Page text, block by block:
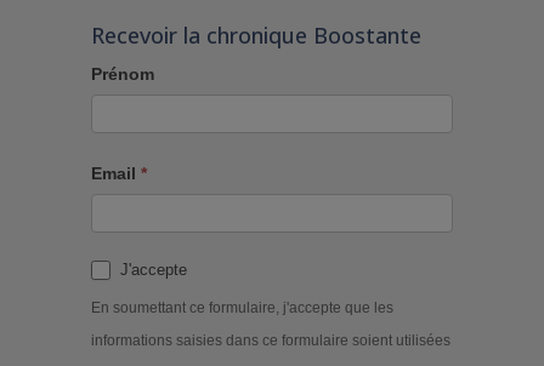
Recevoir la chronique Boostante
Prénom
Email *
J'accepte
En soumettant ce formulaire, j'accepte que les
informations saisies dans ce formulaire soient utilisées